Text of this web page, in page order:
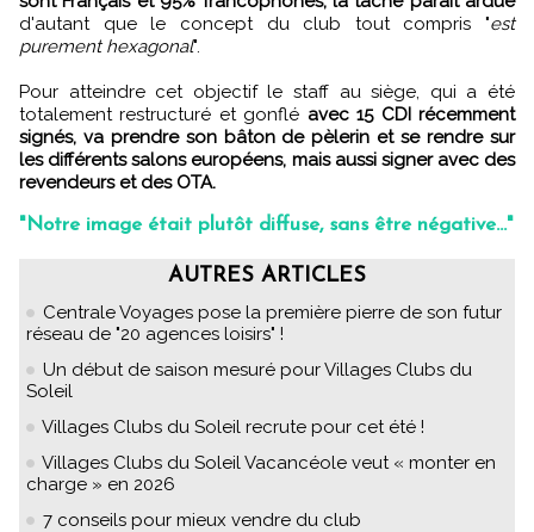
d'autant que le concept du club tout compris "est
purement hexagonal".
Pour atteindre cet objectif le staff au siège, qui a été
totalement restructuré et gonflé avec 15 CDI récemment
signés, va prendre son bâton de pèlerin et se rendre sur
les différents salons européens, mais aussi signer avec des
revendeurs et des OTA.
"Notre image était plutôt diffuse, sans être négative..."
AUTRES ARTICLES
Centrale Voyages pose la première pierre de son futur
réseau de "20 agences loisirs" !
Un début de saison mesuré pour Villages Clubs du
Soleil
Villages Clubs du Soleil recrute pour cet été !
Villages Clubs du Soleil Vacancéole veut « monter en
charge » en 2026
7 conseils pour mieux vendre du club